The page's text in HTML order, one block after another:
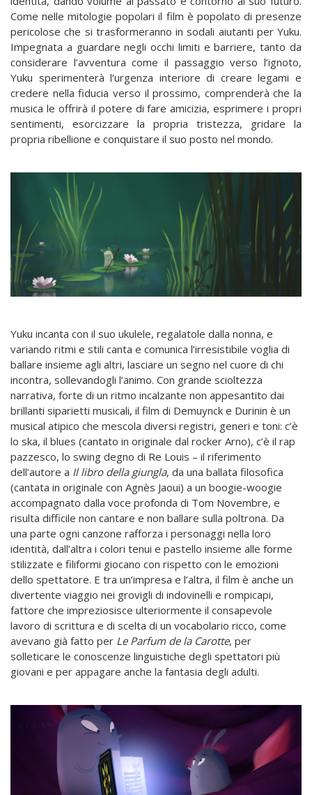
Come nelle mitologie popolari il film è popolato di presenze
pericolose che si trasformeranno in sodali aiutanti per Yuku.
Impegnata a guardare negli occhi limiti e barriere, tanto da
considerare l’avventura come il passaggio verso l’ignoto,
Yuku sperimenterà l’urgenza interiore di creare legami e
credere nella fiducia verso il prossimo, comprenderà che la
musica le offrirà il potere di fare amicizia, esprimere i propri
sentimenti, esorcizzare la propria tristezza, gridare la
propria ribellione e conquistare il suo posto nel mondo.
Yuku incanta con il suo ukulele, regalatole dalla nonna, e
variando ritmi e stili canta e comunica l’irresistibile voglia di
ballare insieme agli altri, lasciare un segno nel cuore di chi
incontra, sollevandogli l’animo. Con grande scioltezza
narrativa, forte di un ritmo incalzante non appesantito dai
brillanti siparietti musicali, il film di Demuynck e Durinin è un
musical atipico che mescola diversi registri, generi e toni: c’è
lo ska, il blues (cantato in originale dal rocker Arno), c’è il rap
pazzesco, lo swing degno di Re Louis – il riferimento
dell’autore a Il libro della giungla, da una ballata filosofica
(cantata in originale con Agnès Jaoui) a un boogie-woogie
accompagnato dalla voce profonda di Tom Novembre, e
risulta difficile non cantare e non ballare sulla poltrona. Da
una parte ogni canzone rafforza i personaggi nella loro
identità, dall’altra i colori tenui e pastello insieme alle forme
stilizzate e filiformi giocano con rispetto con le emozioni
dello spettatore. E tra un’impresa e l’altra, il film è anche un
divertente viaggio nei grovigli di indovinelli e rompicapi,
fattore che impreziosisce ulteriormente il consapevole
lavoro di scrittura e di scelta di un vocabolario ricco, come
avevano già fatto per Le Parfum de la Carotte, per
solleticare le conoscenze linguistiche degli spettatori più
giovani e per appagare anche la fantasia degli adulti.